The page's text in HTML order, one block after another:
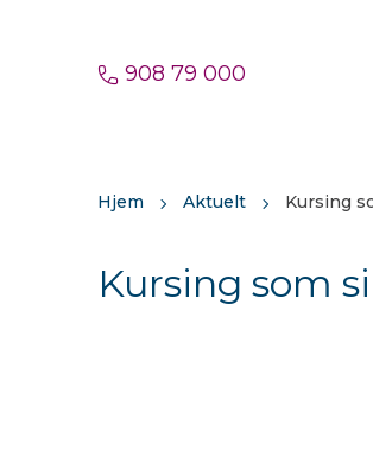
908 79 000
Hjem Aktuelt Kursing
Kursing som